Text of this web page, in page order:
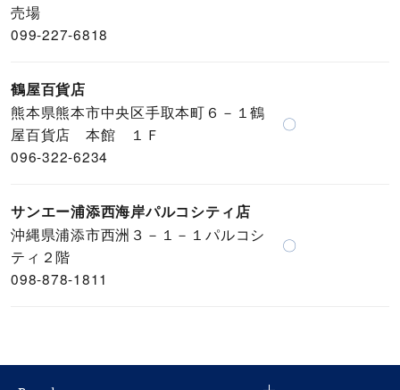
売場
099-227-6818
鶴屋百貨店
熊本県熊本市中央区手取本町６－１鶴
屋百貨店 本館 １Ｆ
096-322-6234
〇
サンエー浦添西海岸パルコシティ店
沖縄県浦添市西洲３－１－１パルコシ
ティ２階
098-878-1811
〇